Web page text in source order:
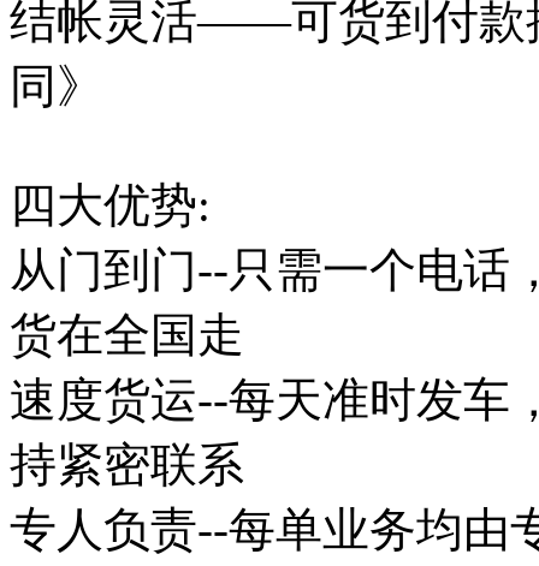
结帐灵活——可货到付款
同》
四大优势:
从门到门--只需一个电话
货在全国走
速度货运--每天准时发车
持紧密联系
专人负责--每单业务均由